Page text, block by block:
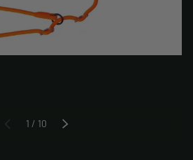
FYRRI1 / af
10 NÆSTA